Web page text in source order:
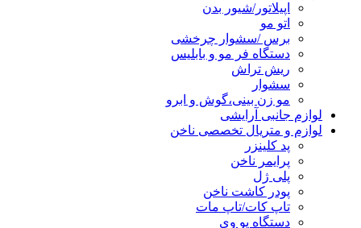
اپیلاتور/شیور بدن
اتو مو
برس /سشوار چرخشی
دستگاه فر مو و بابلیس
ریش تراش
سشوار
مو زن بینی،گوش و ابرو
لوازم جانبی آرایشی
لوازم و متریال تخصصی ناخن
پد کلینزر
پرایمر ناخن
پلی ژل
پودر کاشت ناخن
تاپ کات/تاپ مات
دستگاه یو وی